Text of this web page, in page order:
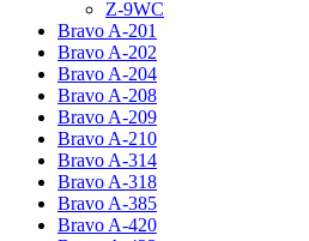
Z-9WC
Bravo A-201
Bravo A-202
Bravo A-204
Bravo A-208
Bravo A-209
Bravo A-210
Bravo A-314
Bravo A-318
Bravo A-385
Bravo A-420